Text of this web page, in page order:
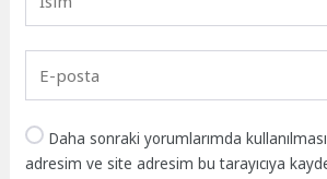
Daha sonraki yorumlarımda
adresim ve site adresim bu tarayıcıya